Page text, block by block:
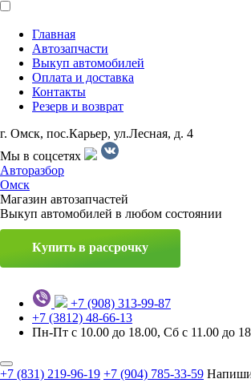
Главная
Автозапчасти
Выкуп автомобилей
Оплата и доставка
Контакты
Резерв и возврат
г. Омск, пос.Карьер, ул.Лесная, д. 4
Мы в соцсетях
Авторазбор
Омск
Магазин автозапчастей
Выкуп автомобилей в любом состоянии
Купить в рассрочку
+7 (908) 313-99-87
+7 (3812) 48-66-13
Пн-Пт с 10.00 до 18.00, Сб с 11.00 до
+7 (831) 219-96-19 +7 (904) 785-33-59